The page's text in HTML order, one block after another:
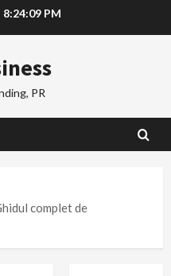
8:24:10 PM
PR
complet de